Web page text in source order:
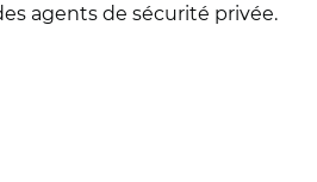
agents de sécurité privée.